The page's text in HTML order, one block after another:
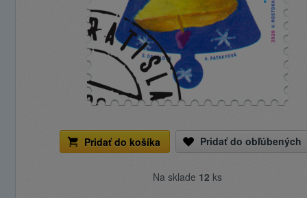
Pridať do košíka Pridať do obľúbených
Na sklade 12 ks